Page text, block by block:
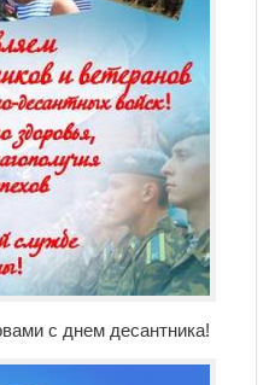
с днем десантника!